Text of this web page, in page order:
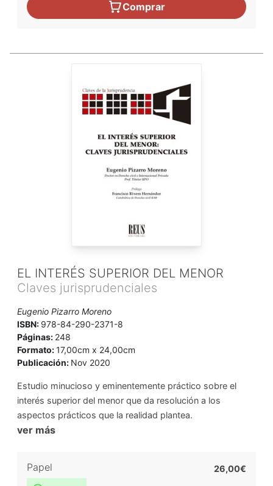
Comprar
EL INTERÉS SUPERIOR DEL MENOR
Claves jurisprudenciales
Eugenio Pizarro Moreno
ISBN: 978-84-290-2371-8
Páginas: 248
Formato:17,00cm x 24,00cm
Publicación: Nov 2020
Estudio minucioso y eminentemente práctico sobre el
interés superior del menor que da resolución a los
aspectos prácticos que la realidad plantea.
ver más
Papel 26,00€